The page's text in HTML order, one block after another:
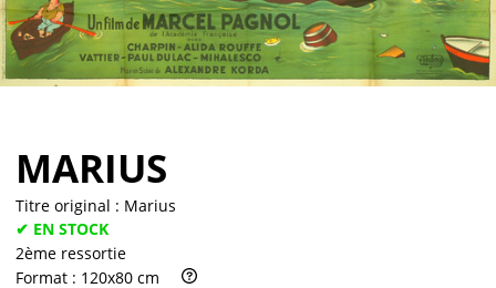
Vendre
MARIUS
Titre original : Marius
✔ EN STOCK
2ème ressortie
Format : 120x80 cm